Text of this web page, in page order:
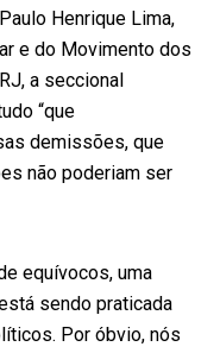
Henrique Lima,
e do Movimento dos
a seccional
“que
demissões, que
não poderiam ser
equívocos, uma
sendo praticada
Por óbvio, nós